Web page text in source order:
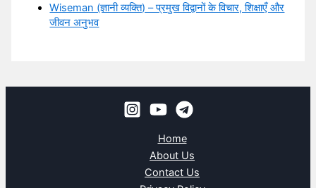
Wiseman (ज्ञानी व्यक्ति) – प्रमुख विद्वानों के विचार, शिक्षाएँ और
जीवन अनुभव
Home
About Us
Contact Us